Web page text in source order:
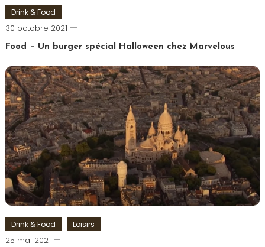
Drink & Food
30 octobre 2021
Romain-
Food – Un burger spécial Halloween chez Marvelous
Tagged
Burger,
Halloween,
Marvel,
Marvelous
Drink & Food Loisirs
25 mai 2021
Romain-